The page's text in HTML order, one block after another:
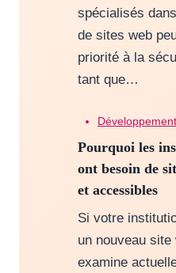
spécialisés
de sites web
priorité à la
tant que…
Pourquoi les
ont besoin de
et accessibles
Si votre
un nouveau
examine